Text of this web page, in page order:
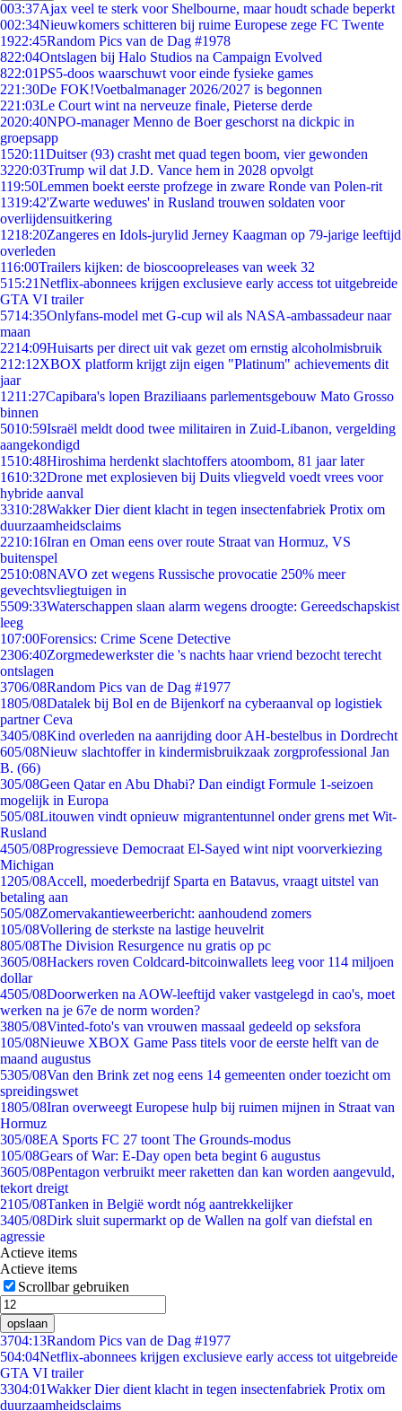
003:37Ajax veel te sterk voor Shelbourne, maar houdt schade beperkt
002:34Nieuwkomers schitteren bij ruime Europese zege FC Twente
1922:45Random Pics van de Dag #1978
822:04Ontslagen bij Halo Studios na Campaign Evolved
822:01PS5-doos waarschuwt voor einde fysieke games
221:30De FOK!Voetbalmanager 2026/2027 is begonnen
221:03Le Court wint na nerveuze finale, Pieterse derde
2020:40NPO-manager Menno de Boer geschorst na dickpic in
groepsapp
1520:11Duitser (93) crasht met quad tegen boom, vier gewonden
3220:03Trump wil dat J.D. Vance hem in 2028 opvolgt
119:50Lemmen boekt eerste profzege in zware Ronde van Polen-rit
1319:42'Zwarte weduwes' in Rusland trouwen soldaten voor
overlijdensuitkering
1218:20Zangeres en Idols-jurylid Jerney Kaagman op 79-jarige leeftijd
overleden
116:00Trailers kijken: de bioscoopreleases van week 32
515:21Netflix-abonnees krijgen exclusieve early access tot uitgebreide
GTA VI trailer
5714:35Onlyfans-model met G-cup wil als NASA-ambassadeur naar
maan
2214:09Huisarts per direct uit vak gezet om ernstig alcoholmisbruik
212:12XBOX platform krijgt zijn eigen "Platinum" achievements dit
jaar
1211:27Capibara's lopen Braziliaans parlementsgebouw Mato Grosso
binnen
5010:59Israël meldt dood twee militairen in Zuid-Libanon, vergelding
aangekondigd
1510:48Hiroshima herdenkt slachtoffers atoombom, 81 jaar later
1610:32Drone met explosieven bij Duits vliegveld voedt vrees voor
hybride aanval
3310:28Wakker Dier dient klacht in tegen insectenfabriek Protix om
duurzaamheidsclaims
2210:16Iran en Oman eens over route Straat van Hormuz, VS
buitenspel
2510:08NAVO zet wegens Russische provocatie 250% meer
gevechtsvliegtuigen in
5509:33Waterschappen slaan alarm wegens droogte: Gereedschapskist
leeg
107:00Forensics: Crime Scene Detective
2306:40Zorgmedewerkster die 's nachts haar vriend bezocht terecht
ontslagen
3706/08Random Pics van de Dag #1977
1805/08Datalek bij Bol en de Bijenkorf na cyberaanval op logistiek
partner Ceva
3405/08Kind overleden na aanrijding door AH-bestelbus in Dordrecht
605/08Nieuw slachtoffer in kindermisbruikzaak zorgprofessional Jan
B. (66)
305/08Geen Qatar en Abu Dhabi? Dan eindigt Formule 1-seizoen
mogelijk in Europa
505/08Litouwen vindt opnieuw migrantentunnel onder grens met Wit-
Rusland
4505/08Progressieve Democraat El-Sayed wint nipt voorverkiezing
Michigan
1205/08Accell, moederbedrijf Sparta en Batavus, vraagt uitstel van
betaling aan
505/08Zomervakantieweerbericht: aanhoudend zomers
105/08Vollering de sterkste na lastige heuvelrit
805/08The Division Resurgence nu gratis op pc
3605/08Hackers roven Coldcard-bitcoinwallets leeg voor 114 miljoen
dollar
4505/08Doorwerken na AOW-leeftijd vaker vastgelegd in cao's, moet
werken na je 67e de norm worden?
3805/08Vinted-foto's van vrouwen massaal gedeeld op seksfora
105/08Nieuwe XBOX Game Pass titels voor de eerste helft van de
maand augustus
5305/08Van den Brink zet nog eens 14 gemeenten onder toezicht om
spreidingswet
1805/08Iran overweegt Europese hulp bij ruimen mijnen in Straat van
Hormuz
305/08EA Sports FC 27 toont The Grounds-modus
105/08Gears of War: E-Day open beta begint 6 augustus
3605/08Pentagon verbruikt meer raketten dan kan worden aangevuld,
tekort dreigt
2105/08Tanken in België wordt nóg aantrekkelijker
3405/08Dirk sluit supermarkt op de Wallen na golf van diefstal en
agressie
Actieve items
Actieve items
Scrollbar gebruiken
opslaan
3704:13Random Pics van de Dag #1977
504:04Netflix-abonnees krijgen exclusieve early access tot uitgebreide
GTA VI trailer
3304:01Wakker Dier dient klacht in tegen insectenfabriek Protix om
duurzaamheidsclaims